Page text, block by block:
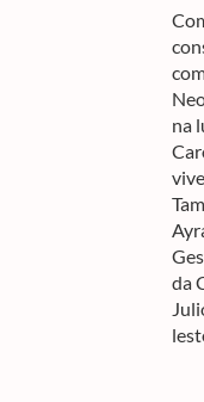
na
da